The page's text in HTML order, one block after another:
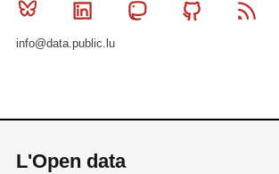
Bluesky Linkedin MastodonGithub
info@data.public.lu
L'Open data